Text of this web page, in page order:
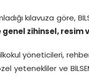
kılavuza göre,
genel zihinsel, resim
yöneticileri,
yetenekliler ve